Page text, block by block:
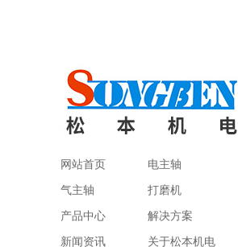
网站首页 电主轴
气主轴 打磨机
产品中心 解决方案
新闻资讯 关于松本机电